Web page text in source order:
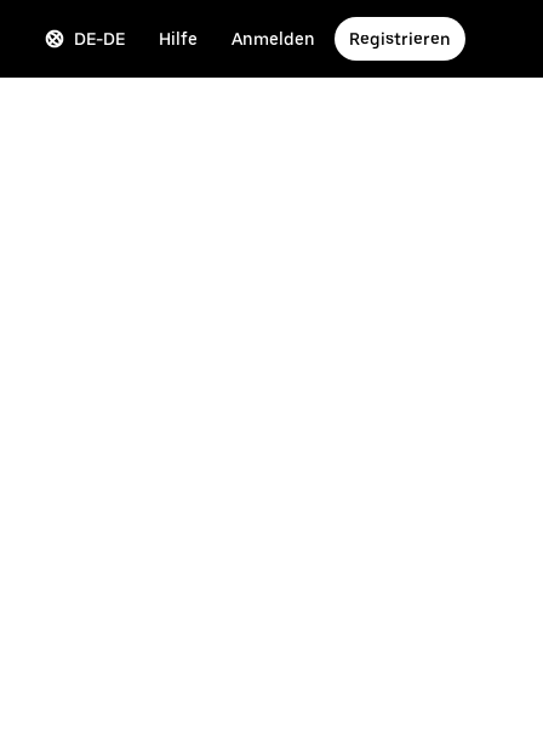
DE-DE Hilfe Anmelden Registrieren